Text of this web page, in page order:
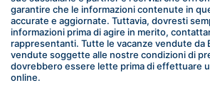
garantire che le informazioni contenute in
accurate e aggiornate. Tuttavia, dovresti
informazioni prima di agire in merito,
rappresentanti. Tutte le vacanze vendute da
vendute soggette alle nostre condizioni di
dovrebbero essere lette prima di effettuare
online.